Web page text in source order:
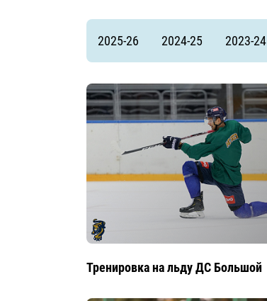
2025-26 2024-25 2023-24
Тренировка на льду ДС Большой